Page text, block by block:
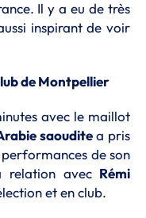
Il y a eu de très
inspirant de voir
de Montpellier
avec le maillot
saouditea pris
de son
relation avecRémi
et en club.